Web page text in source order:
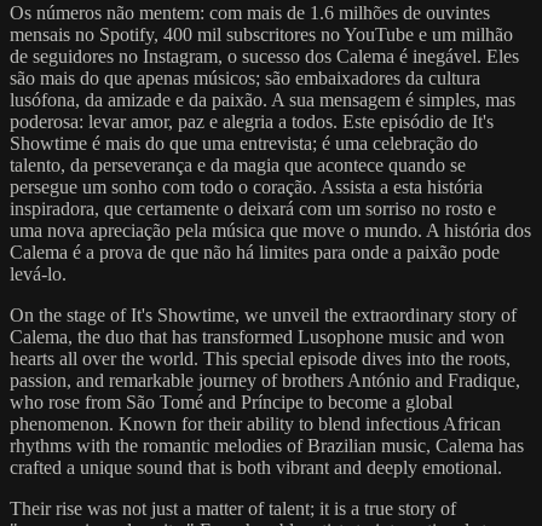
Os números não mentem: com mais de 1.6 milhões de ouvintes
mensais no Spotify, 400 mil subscritores no YouTube e um milhão
de seguidores no Instagram, o sucesso dos Calema é inegável. Eles
são mais do que apenas músicos; são embaixadores da cultura
lusófona, da amizade e da paixão. A sua mensagem é simples, mas
poderosa: levar amor, paz e alegria a todos. Este episódio de It's
Showtime é mais do que uma entrevista; é uma celebração do
talento, da perseverança e da magia que acontece quando se
persegue um sonho com todo o coração. Assista a esta história
inspiradora, que certamente o deixará com um sorriso no rosto e
uma nova apreciação pela música que move o mundo. A história dos
Calema é a prova de que não há limites para onde a paixão pode
levá-lo.
On the stage of It's Showtime, we unveil the extraordinary story of
Calema, the duo that has transformed Lusophone music and won
hearts all over the world. This special episode dives into the roots,
passion, and remarkable journey of brothers António and Fradique,
who rose from São Tomé and Príncipe to become a global
phenomenon. Known for their ability to blend infectious African
rhythms with the romantic melodies of Brazilian music, Calema has
crafted a unique sound that is both vibrant and deeply emotional.
Their rise was not just a matter of talent; it is a true story of